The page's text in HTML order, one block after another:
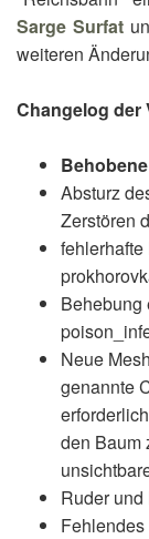
Sarge Surfat
weiteren
Changelog der
Absturz
Zerstören
Behebung
Neue
genannte
den Baum
Ruder